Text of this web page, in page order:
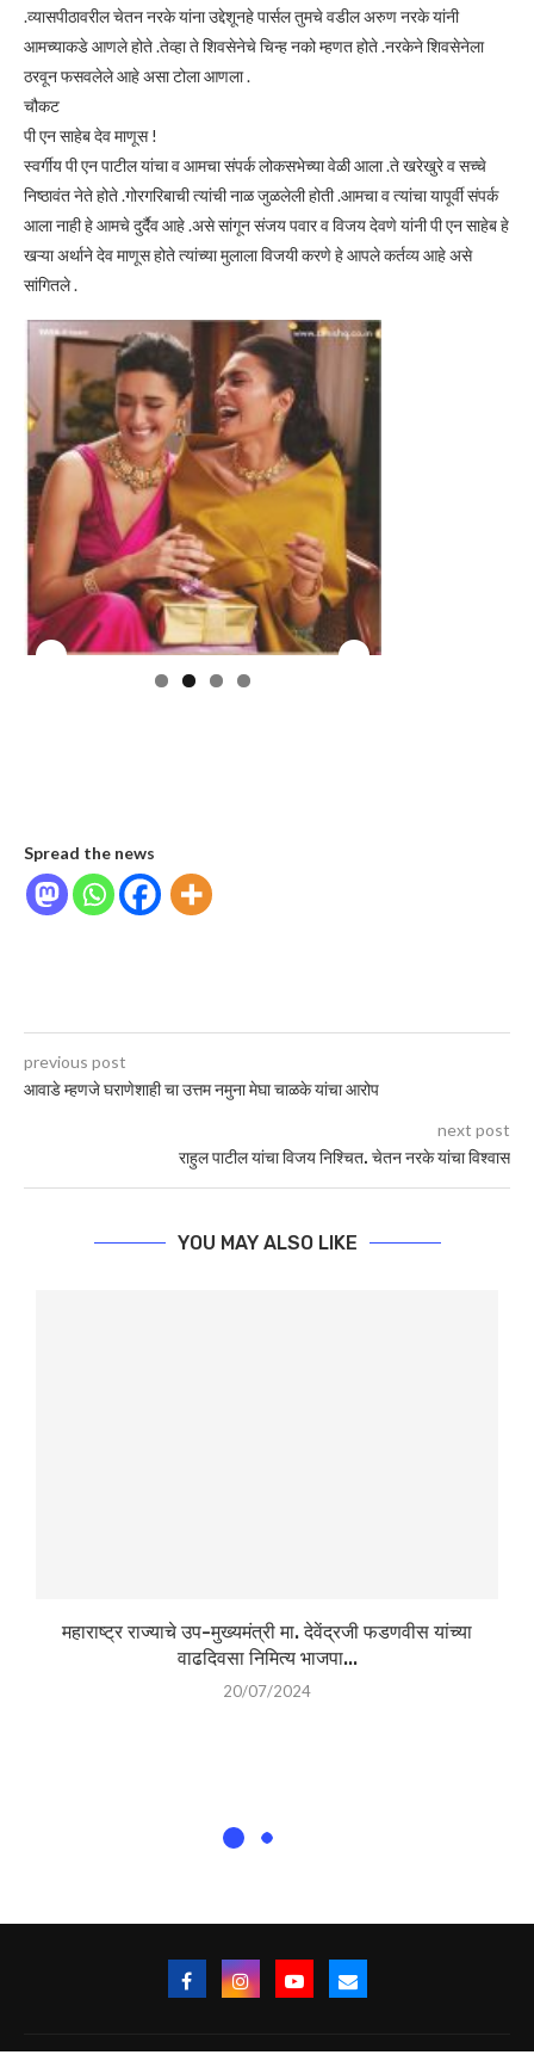
.व्यासपीठावरील चेतन नरके यांना उद्देशूनहे पार्सल तुमचे वडील अरुण नरके यांनी
आमच्याकडे आणले होते .तेव्हा ते शिवसेनेचे चिन्ह नको म्हणत होते .नरकेने शिवसेनेला
ठरवून फसवलेले आहे असा टोला आणला .
चौकट
पी एन साहेब देव माणूस !
स्वर्गीय पी एन पाटील यांचा व आमचा संपर्क लोकसभेच्या वेळी आला .ते खरेखुरे व सच्चे
निष्ठावंत नेते होते .गोरगरिबाची त्यांची नाळ जुळलेली होती .आमचा व त्यांचा यापूर्वी संपर्क
आला नाही हे आमचे दुर्दैव आहे .असे सांगून संजय पवार व विजय देवणे यांनी पी एन साहेब हे
खऱ्या अर्थाने देव माणूस होते त्यांच्या मुलाला विजयी करणे हे आपले कर्तव्य आहे असे
सांगितले .
Spread the news
previous post
आवाडे म्हणजे घराणेशाही चा उत्तम नमुना मेघा चाळके यांचा आरोप
next post
राहुल पाटील यांचा विजय निश्चित. चेतन नरके यांचा विश्वास
YOU MAY ALSO LIKE
महाराष्ट्र राज्याचे उप-मुख्यमंत्री मा. देवेंद्रजी फडणवीस यांच्या
वाढदिवसा निमित्य भाजपा...
20/07/2024